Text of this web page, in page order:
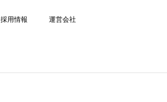
採用情報 運営会社